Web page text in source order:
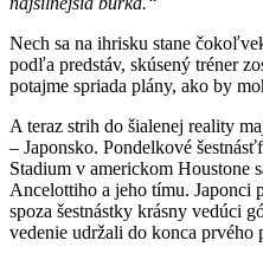
Nech sa na ihrisku stane
podľa predstáv, skúsený tréner
potajme spriada plány, ako by
A teraz strih do šialenej reality
– Japonsko. Pondelkové
Stadium v americkom Houstone
Ancelottiho a jeho tímu. Japonci
spoza šestnástky krásny vedúci
vedenie udržali do konca prvého